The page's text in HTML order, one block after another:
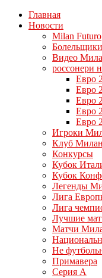
Главная
Новости
Milan Futuro
Видео
россонери
Евро
Евро
Евро
Евро
Евро
Игроки
Клуб Милан
Конкурсы
Кубок
Кубок
Легенды
Лига
Лига
Лучшие
Матчи
Не
Примавера
Серия А